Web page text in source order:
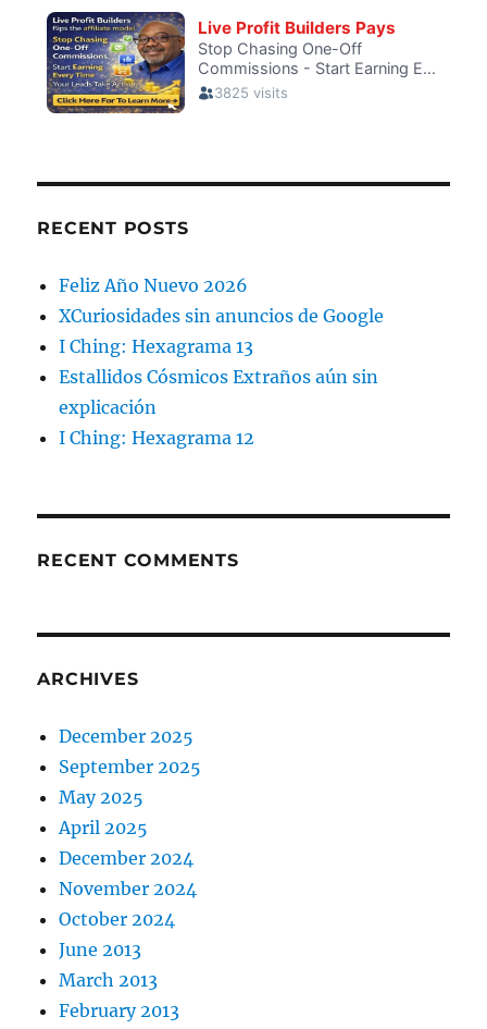
RECENT POSTS
Feliz Año Nuevo 2026
XCuriosidades sin anuncios de Google
I Ching: Hexagrama 13
Estallidos Cósmicos Extraños aún sin
explicación
I Ching: Hexagrama 12
RECENT COMMENTS
ARCHIVES
December 2025
September 2025
May 2025
April 2025
December 2024
November 2024
October 2024
June 2013
March 2013
February 2013